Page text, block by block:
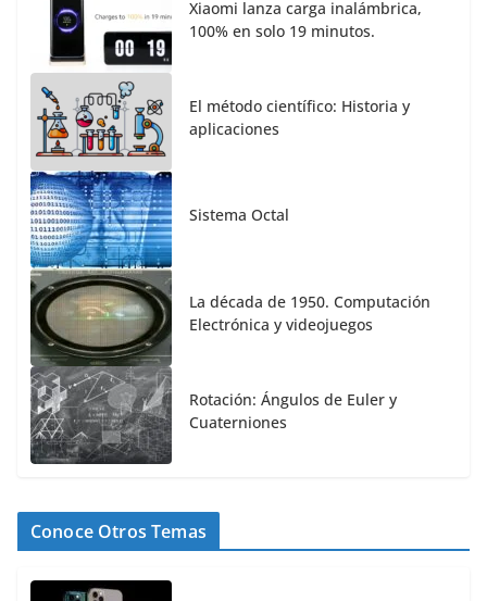
Xiaomi lanza carga inalámbrica,
100% en solo 19 minutos.
El método científico: Historia y
aplicaciones
Sistema Octal
La década de 1950. Computación
Electrónica y videojuegos
Rotación: Ángulos de Euler y
Cuaterniones
Conoce Otros Temas